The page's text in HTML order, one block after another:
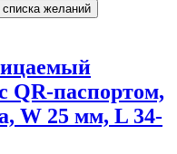
желаний
QR-паспортом,
W 25 мм, L 34-